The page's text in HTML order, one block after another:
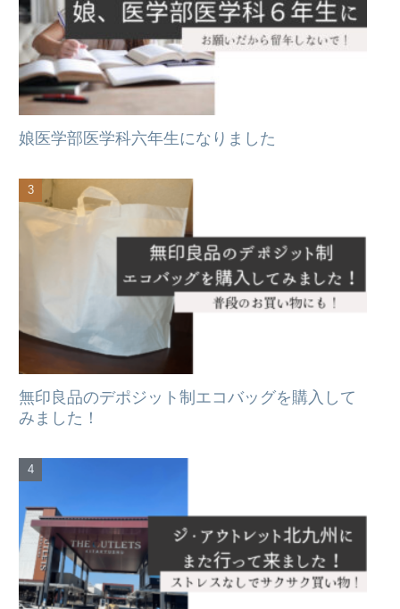
娘医学部医学科六年生になりました
無印良品のデポジット制エコバッグを購入して
みました！